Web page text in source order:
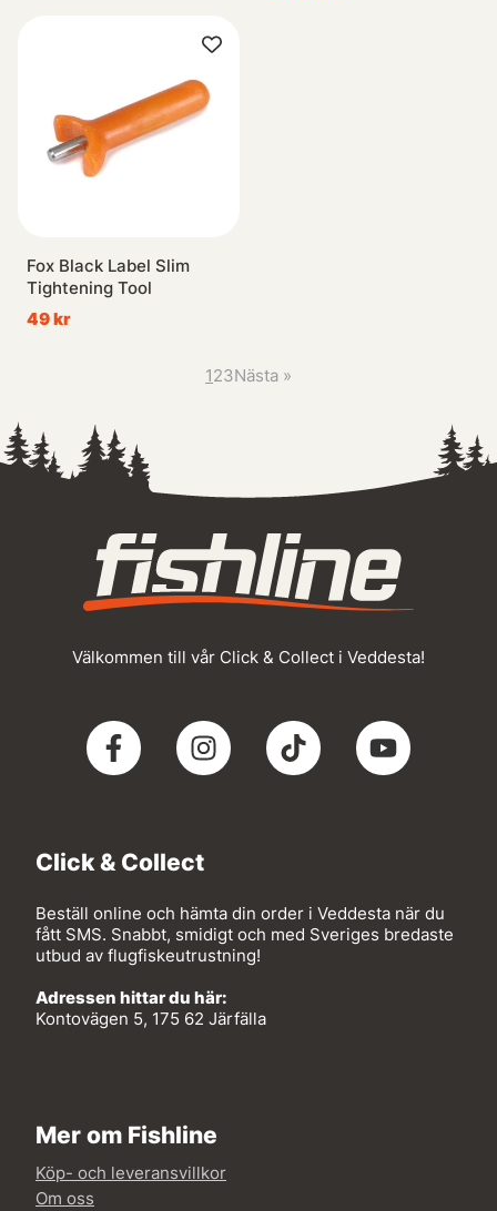
Fox Black Label Slim
Tightening Tool
49 kr
123Nästa »
Välkommen till vår Click & Collect i Veddesta!
Click & Collect
Beställ online och hämta din order i Veddesta när du
fått SMS. Snabbt, smidigt och med Sveriges bredaste
utbud av flugfiskeutrustning!
Adressen hittar du här:
Kontovägen 5, 175 62 Järfälla
Mer om Fishline
Köp- och leveransvillkor
Om oss